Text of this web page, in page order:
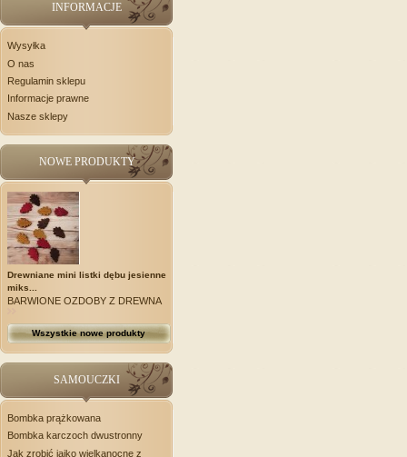
INFORMACJE
Wysyłka
O nas
Regulamin sklepu
Informacje prawne
Nasze sklepy
NOWE PRODUKTY
Drewniane mini listki dębu jesienne
miks...
BARWIONE OZDOBY Z DREWNA
Wszystkie nowe produkty
SAMOUCZKI
Bombka prążkowana
Bombka karczoch dwustronny
Jak zrobić jajko wielkanocne z